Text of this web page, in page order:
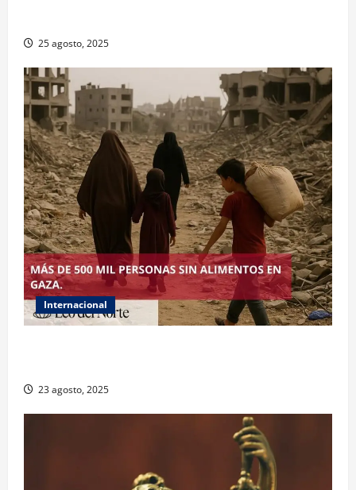
25 agosto, 2025
Internacional
23 agosto, 2025